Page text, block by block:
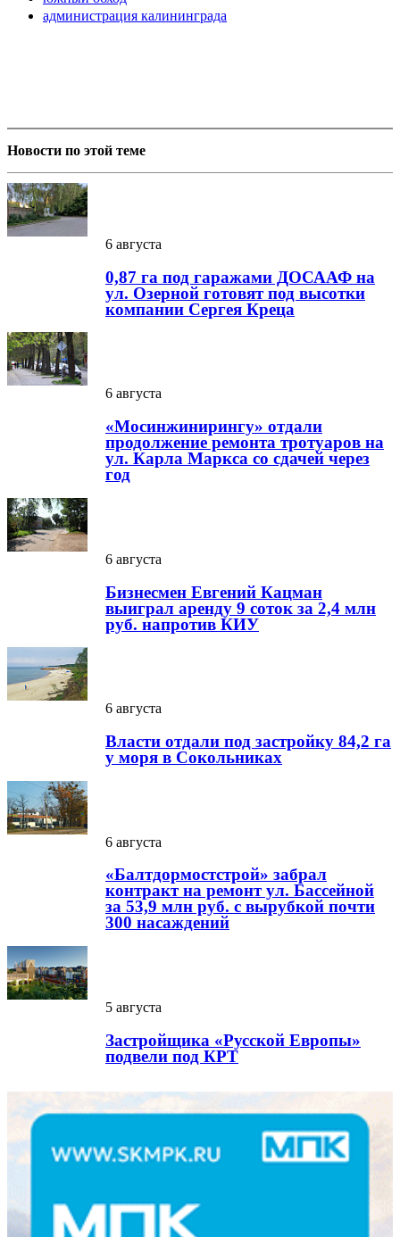
администрация калининграда
Новости по этой теме
6 августа
0,87 га под гаражами ДОСААФ на
ул. Озерной готовят под высотки
компании Сергея Креца
6 августа
«Мосинжинирингу» отдали
продолжение ремонта тротуаров на
ул. Карла Маркса со сдачей через
год
6 августа
Бизнесмен Евгений Кацман
выиграл аренду 9 соток за 2,4 млн
руб. напротив КИУ
6 августа
Власти отдали под застройку 84,2 га
у моря в Сокольниках
6 августа
«Балтдормостстрой» забрал
контракт на ремонт ул. Бассейной
за 53,9 млн руб. с вырубкой почти
300 насаждений
5 августа
Застройщика «Русской Европы»
подвели под КРТ